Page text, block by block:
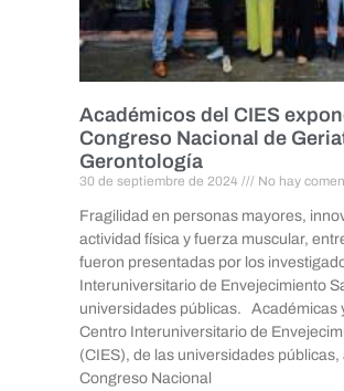
Académicos del CIES
Congreso Nacional de
Gerontología
30 de septiembre de 2024 No hay
Fragilidad en personas mayores,
actividad física y fuerza muscular,
fueron presentadas por los
Interuniversitario de Envejecimiento
universidades públicas. Académicas
Centro Interuniversitario de
(CIES), de las universidades
Congreso Nacional